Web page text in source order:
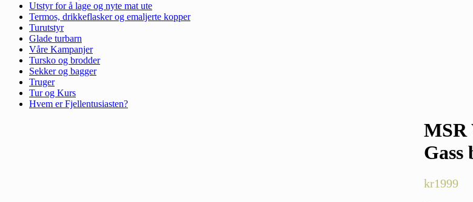
Utstyr for å lage og nyte mat ute
Termos, drikkeflasker og emaljerte kopper
Turutstyr
Glade turbarn
Våre Kampanjer
Tursko og brodder
Sekker og bagger
Truger
Tur og Kurs
Hvem er Fjellentusiasten?
MSR
kr1999